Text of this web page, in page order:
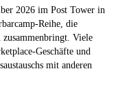
2026 im Post Tower in
Reihe, die
zusammenbringt. Viele
Geschäfte und
mit anderen